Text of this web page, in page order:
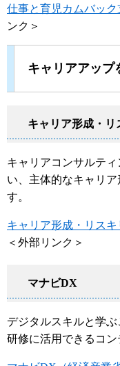
仕事と育児カムバック
ンク＞
キャリアアップ
キャリア形成・
キャリアコンサルテ
い、主体的なキャリ
す。
キャリア形成・リスキ
＜外部リンク＞
マナビDX
デジタルスキルと学
研修に活用できるコン